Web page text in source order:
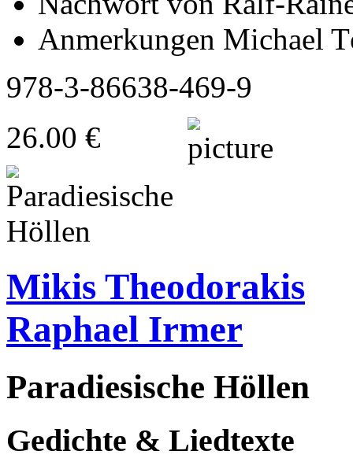
Anmerkungen Michael
978-3-86638-469-9
26.00 €
Mikis Theodorakis
Raphael Irmer
Paradiesische Höllen
Gedichte & Liedtexte